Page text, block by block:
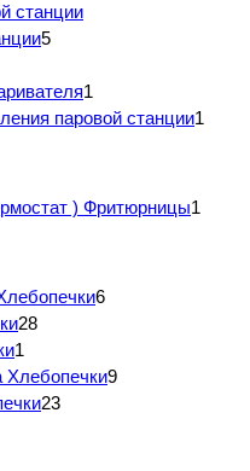
станции
5
1
паровой станции1
) Фритюрницы1
6
28
1
Хлебопечки9
23